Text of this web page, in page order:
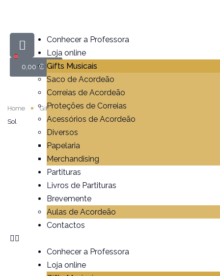
Conhecer a Professora
Loja online
Gifts Musicais
Saco de Acordeão
Correias de Acordeão
Proteções de Correias
Acessórios de Acordeão
Diversos
Papelaria
Merchandising
Partituras
Livros de Partituras
Brevemente
Aulas de Acordeão
Contactos
Conhecer a Professora
Loja online
0,00€
0
Home Gifts Musicais
Sweatshirt Bordada Acordeão / Clave de
Sol